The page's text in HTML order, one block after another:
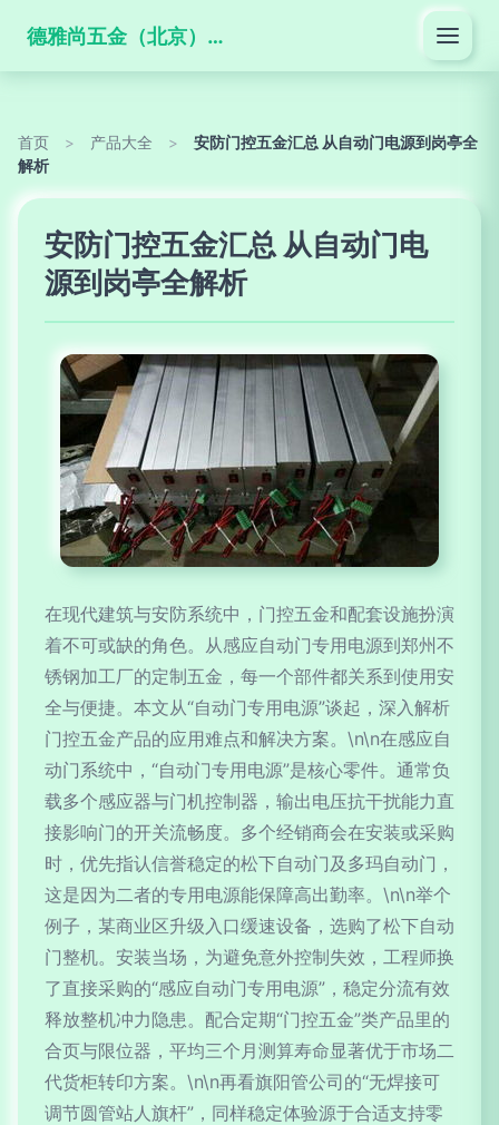
德雅尚五金（北京）有限公司
首页 > 产品大全 >
安防门控五金汇总 从自动门电源到岗亭全
解析
安防门控五金汇总 从自动门电
源到岗亭全解析
在现代建筑与安防系统中，门控五金和配套设施扮演
着不可或缺的角色。从感应自动门专用电源到郑州不
锈钢加工厂的定制五金，每一个部件都关系到使用安
全与便捷。本文从“自动门专用电源”谈起，深入解析
门控五金产品的应用难点和解决方案。\n\n在感应自
动门系统中，“自动门专用电源”是核心零件。通常负
载多个感应器与门机控制器，输出电压抗干扰能力直
接影响门的开关流畅度。多个经销商会在安装或采购
时，优先指认信誉稳定的松下自动门及多玛自动门，
这是因为二者的专用电源能保障高出勤率。\n\n举个
例子，某商业区升级入口缓速设备，选购了松下自动
门整机。安装当场，为避免意外控制失效，工程师换
了直接采购的“感应自动门专用电源”，稳定分流有效
释放整机冲力隐患。配合定期“门控五金”类产品里的
合页与限位器，平均三个月测算寿命显著优于市场二
代货柜转印方案。\n\n再看旗阳管公司的“无焊接可
调节圆管站人旗杆”，同样稳定体验源于合适支持零